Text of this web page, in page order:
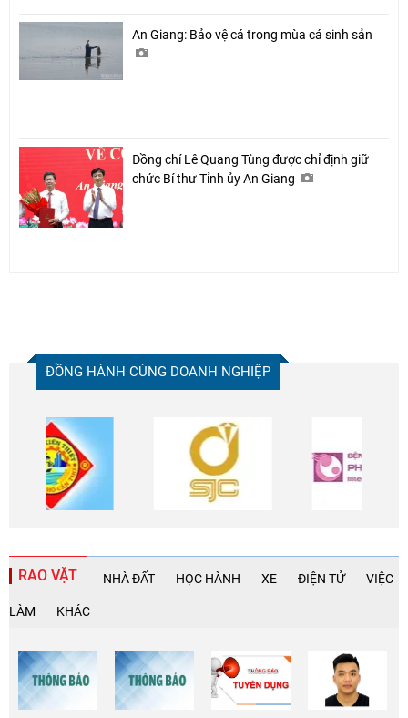
An Giang: Bảo vệ cá trong mùa cá sinh sản
Đồng chí Lê Quang Tùng được chỉ định giữ
chức Bí thư Tỉnh ủy An Giang
ĐỒNG HÀNH CÙNG DOANH NGHIỆP
RAO VẶT NHÀ ĐẤT HỌC HÀNH XE ĐIỆN TỬ VIỆC
LÀM KHÁC